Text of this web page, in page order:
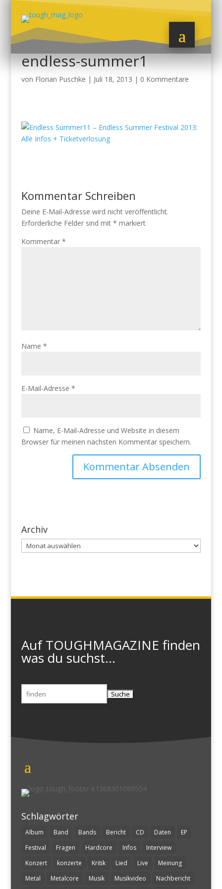
endless-summer1
von Florian Puschke | Juli 18, 2013 | 0 Kommentare
Kommentar Schreiben
Deine E-Mail-Adresse wird nicht veröffentlicht.
Erforderliche Felder sind mit * markiert
Kommentar *
Name *
E-Mail-Adresse *
Name, E-Mail-Adresse und Website in diesem
Browser für meinen nächsten Kommentar speichern.
Archiv
Archiv
Auf TOUGHMAGAZINE finden
was du suchst...
Suchen
nach:
Schlagwörter
Album Band Bands Bericht CD Daten
EP
Festival
Fragen Hardcore Infos
Interview
Konzert
konzerte Kritik Lied Live
Meinung
Metal
Metalcore Musik Musikvideo Nachbericht